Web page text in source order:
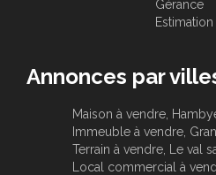
Gérance
Estimation
Annonces par
Maison à vendre,
Immeuble à vendre,
Terrain à vendre, Le val
Local commercial à